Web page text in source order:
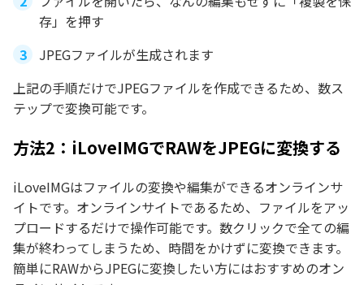
存」を押す
JPEGファイルが生成されます
上記の手順だけでJPEGファイルを作成できるため、数ス
テップで変換可能です。
方法2：iLoveIMGでRAWをJPEGに変換する
iLoveIMGはファイルの変換や編集ができるオンラインサ
イトです。オンラインサイトであるため、ファイルをアッ
プロードするだけで操作可能です。数クリックで全ての編
集が終わってしまうため、時間をかけずに変換できます。
簡単にRAWからJPEGに変換したい方にはおすすめのオン